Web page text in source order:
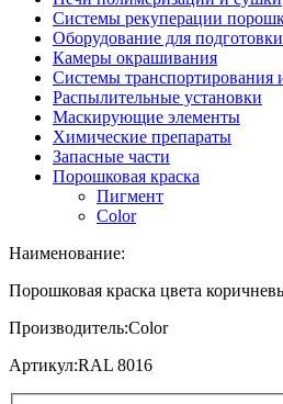
Системы рекуперации
Оборудование для
Камеры окрашивания
Системы транспортирования
Распылительные установки
Маскирующие элементы
Химические препараты
Запасные части
Порошковая краска
Пигмент
Color
Наименование:
Порошковая краска цвета
Производитель:Color
Артикул:RAL 8016